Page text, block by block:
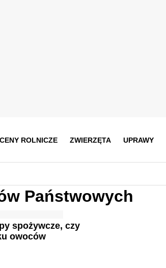
CENY ROLNICZE ZWIERZĘTA UPRAWY
Państwowych
spożywcze, czy
owoców